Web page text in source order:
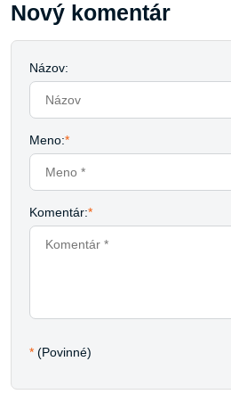
Nový komentár
Názov:
Meno:*
Komentár:*
* (Povinné)